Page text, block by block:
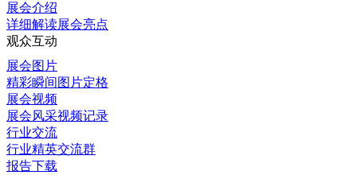
展会介绍
详细解读展会亮点
观众互动
展会图片
精彩瞬间图片定格
展会视频
展会风采视频记录
行业交流
行业精英交流群
报告下载